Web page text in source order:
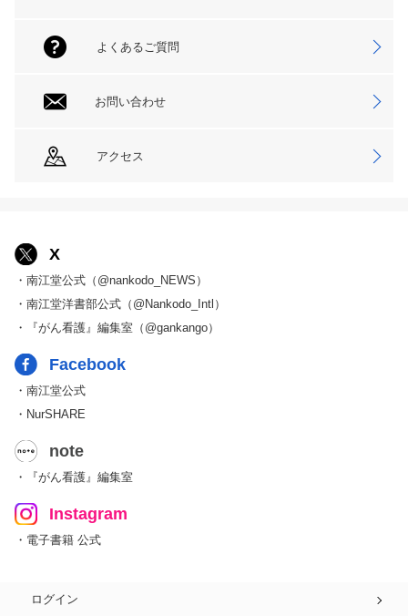
よくあるご質問
お問い合わせ
アクセス
X
・南江堂公式（@nankodo_NEWS）
・南江堂洋書部公式（@Nankodo_Intl）
・『がん看護』編集室（@gankango）
Facebook
・南江堂公式
・NurSHARE
note
・『がん看護』編集室
Instagram
・電子書籍 公式
ログイン